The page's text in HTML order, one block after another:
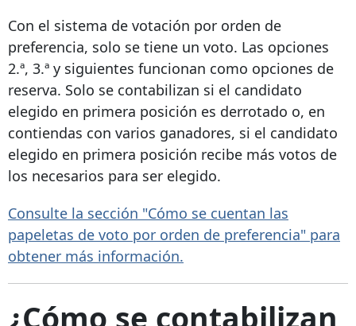
Con el sistema de votación por orden de
preferencia, solo se tiene un voto. Las opciones
2.ª, 3.ª y siguientes funcionan como opciones de
reserva. Solo se contabilizan si el candidato
elegido en primera posición es derrotado o, en
contiendas con varios ganadores, si el candidato
elegido en primera posición recibe más votos de
los necesarios para ser elegido.
Consulte la sección "Cómo se cuentan las
papeletas de voto por orden de preferencia" para
obtener más información.
¿Cómo se contabilizan